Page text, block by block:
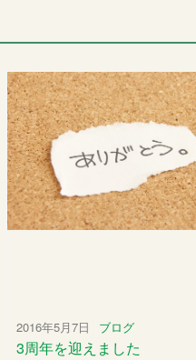
2016年5月7日 ブログ
3周年を迎えました